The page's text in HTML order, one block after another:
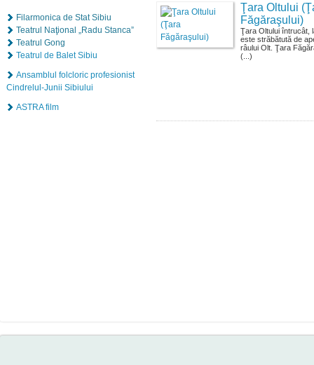
Filarmonica de Stat Sibiu
Teatrul Naţional „Radu Stanca”
Teatrul Gong
Teatrul de Balet Sibiu
Ansamblul folcloric profesionist
Cindrelul-Junii Sibiului
ASTRA film
Ţara Oltului
Făgăraşului)
Ţara Oltului întrucât,
este străbătută de
râului Olt. Ţara
(...)